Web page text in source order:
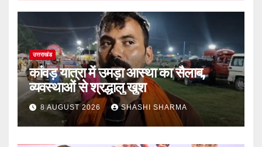
उत्तराखंड
कांवड़ यात्रा में उमड़ा आस्था का सैलाब,
व्यवस्थाओं से श्रद्धालु खुश
8 AUGUST 2026 SHASHI SHARMA